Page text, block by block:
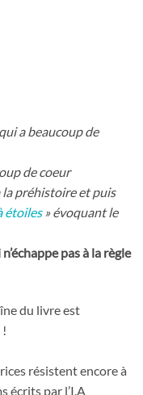
a beaucoup de
de coeur
la préhistoire et puis
étoiles» évoquant le
pas à la règle
du livre est
résistent encore à
écrits par l’I.A